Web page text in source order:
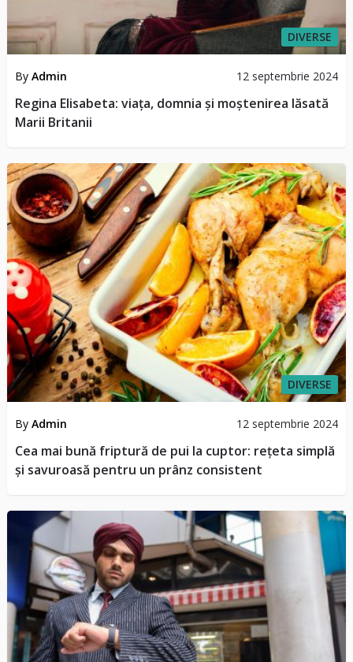
DIVERSE
By Admin 12 septembrie 2024
Regina Elisabeta: viața, domnia și moștenirea lăsată
Marii Britanii
DIVERSE
By Admin 12 septembrie 2024
Cea mai bună friptură de pui la cuptor: rețeta simplă
și savuroasă pentru un prânz consistent